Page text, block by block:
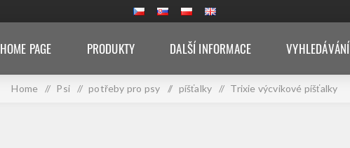
HOME PAGE PRODUKTY DALŠÍ INFORMACE VYHLEDÁVÁNÍ
Home / Psi / potřeby pro psy / píšťalky / Trixie výcvikové píšťalky